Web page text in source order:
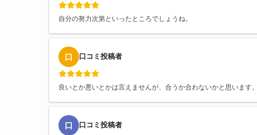
自分の努力次第といったところでしょうね。
口 口コミ投稿者
良いとか悪いとかは言えませんが、合うか合わないかと思います
口 口コミ投稿者